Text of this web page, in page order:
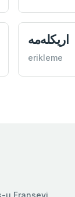
اريكله‌مه
erikleme